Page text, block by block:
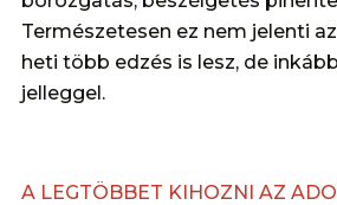
Természetesen ez nem jelenti
heti több edzés is lesz, de
jelleggel.
A LEGTÖBBET KIHOZNI AZ